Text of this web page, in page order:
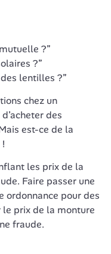
?”
?”
lentilles ?”
chez un
des
est-ce de la
les prix de la
Faire passer une
ordonnance pour des
prix de la monture
fraude.